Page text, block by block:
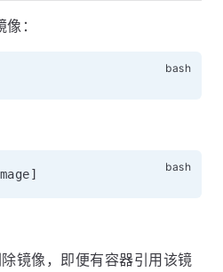
：
]
镜像，即便有容器引用该镜